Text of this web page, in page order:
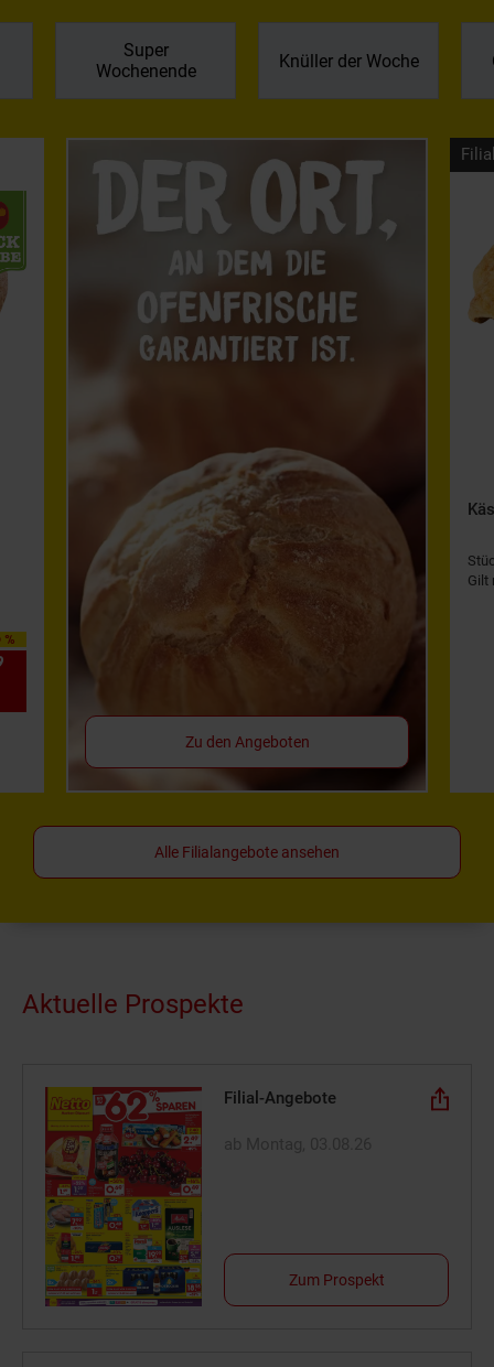
Super
Wochenende
Knüller der Woche
%
Zu den Angeboten
Gilt
Alle Filialangebote ansehen
Aktuelle Prospekte
Filial-Angebote
Zum Prospekt